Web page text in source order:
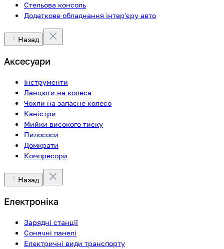
Стельова консоль
Додаткове обладнання інтер'єру авто
Назад
Аксесуари
Інструменти
Ланцюги на колеса
Чохли на запасне колесо
Каністри
Мийки високого тиску
Пилососи
Домкрати
Компресори
Назад
Електроніка
Зарядні станції
Сонячні панелі
Електричні види транспорту